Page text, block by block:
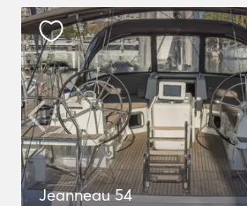
Jeanneau 54